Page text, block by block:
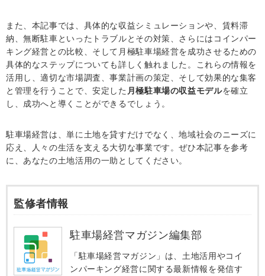
また、本記事では、具体的な収益シミュレーションや、賃料滞
納、無断駐車といったトラブルとその対策、さらにはコインパー
キング経営との比較、そして月極駐車場経営を成功させるための
具体的なステップについても詳しく触れました。これらの情報を
活用し、適切な市場調査、事業計画の策定、そして効果的な集客
と管理を行うことで、安定した 月極駐車場の収益モデルを確立
し、成功へと導くことができるでしょう。
駐車場経営は、単に土地を貸すだけでなく、地域社会のニーズに
応え、人々の生活を支える大切な事業です。ぜひ本記事を参考
に、あなたの土地活用の一助としてください。
監修者情報
駐車場経営マガジン編集部
「駐車場経営マガジン」は、土地活用やコイ
ンパーキング経営に関する最新情報を発信す